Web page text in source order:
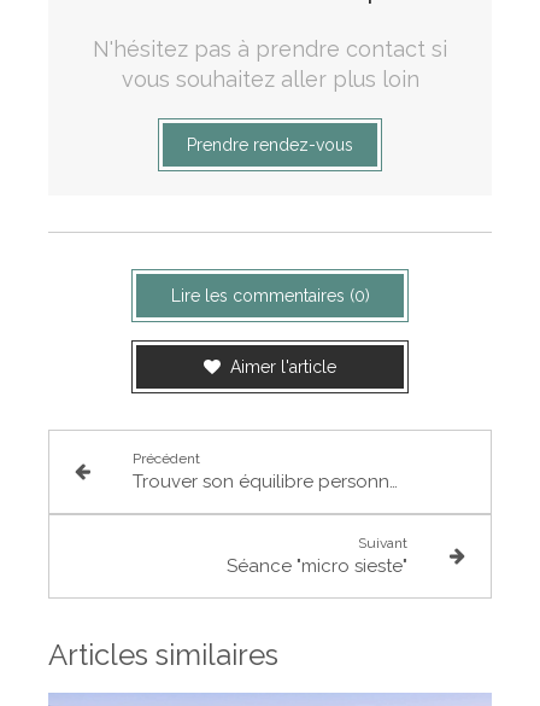
N'hésitez pas à prendre contact si
vous souhaitez aller plus loin
Prendre rendez-vous
Lire les commentaires (0)
Aimer l'article
Précédent
Trouver son équilibre personnel : un engagement de soi à soi
Suivant
Séance "micro sieste"
Articles similaires